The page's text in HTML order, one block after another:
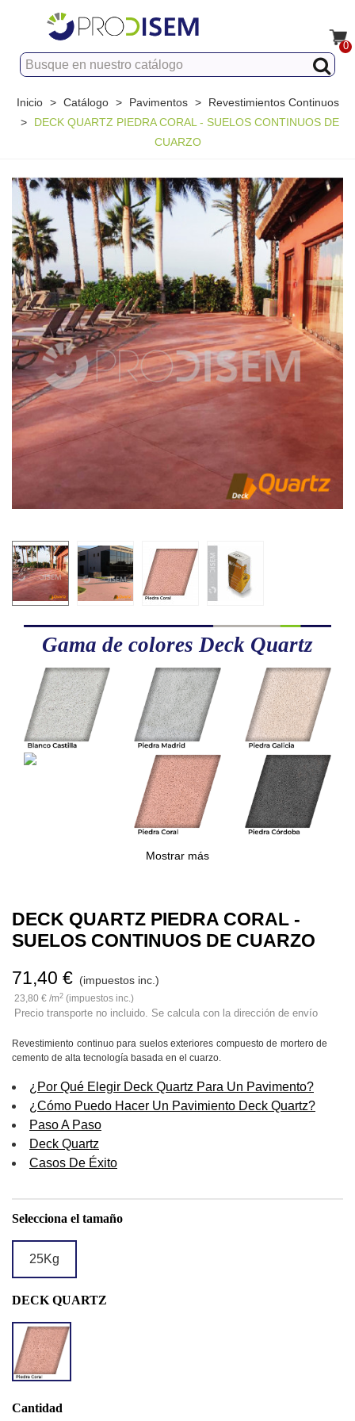
0
Inicio > Catálogo > Pavimentos >
Revestimientos Continuos
>
DECK QUARTZ PIEDRA CORAL - SUELOS CONTINUOS DE
CUARZO
Gama de colores Deck Quartz
Mostrar más
DECK QUARTZ PIEDRA CORAL -
SUELOS CONTINUOS DE CUARZO
71,40 € (impuestos inc.)
23,80 € /m2 (impuestos inc.)
Precio transporte no incluido. Se calcula con la dirección de envío
Revestimiento continuo para suelos exteriores compuesto de mortero de
cemento de alta tecnología basada en el cuarzo.
¿Por Qué Elegir Deck Quartz Para Un Pavimento?
¿Cómo Puedo Hacer Un Pavimiento Deck Quartz?
Paso A Paso
Deck Quartz
Casos De Éxito
Selecciona el tamaño
25Kg
DECK QUARTZ
DQ
PIEDRA
CORAL
Cantidad